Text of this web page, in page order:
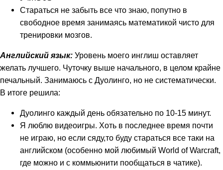
Стараться не забыть все что знаю, попутно в
свободное время занимаясь математикой чисто для
тренировки мозгов.
Английский язык: Уровень моего инглиш оставляет
желать лучшего. Чуточку выше начального, в целом крайне
печальный. Занимаюсь с Дуолинго, но не систематически.
В итоге решила:
Дуолинго каждый день обязательно по 10-15 минут.
Я люблю видеоигры. Хоть в последнее время почти
не играю, но если сяду,то буду стараться все таки на
английском (особенно мой любимый World of Warcraft,
где можно и с коммьюнити пообщаться в чатике).